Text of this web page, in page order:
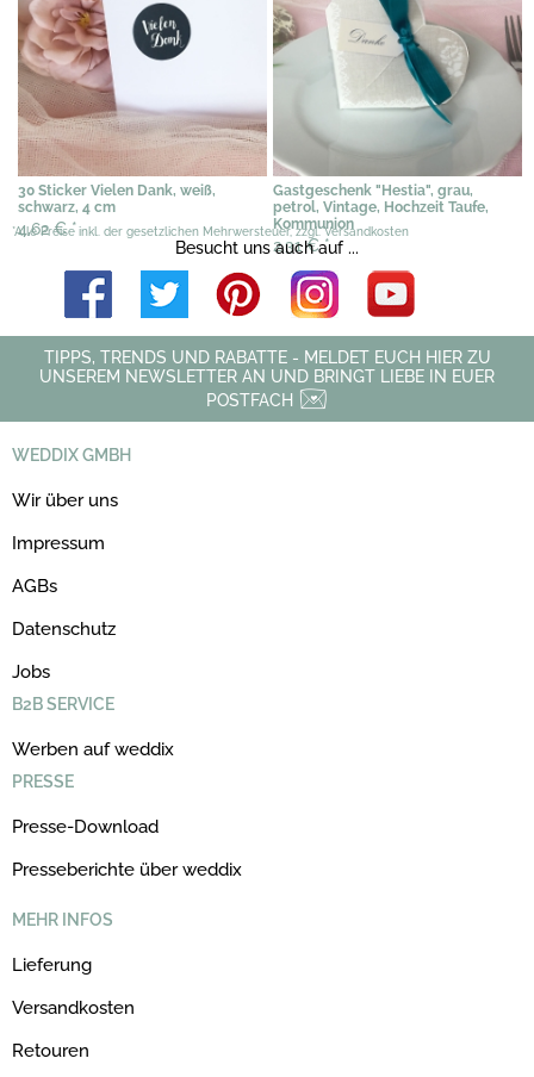
30 Sticker Vielen Dank, weiß,
schwarz, 4 cm
4,62 €*
Gastgeschenk "Hestia", grau,
petrol, Vintage, Hochzeit Taufe,
Kommunion
2,31 €*
*Alle Preise inkl. der gesetzlichen Mehrwersteuer, zzgl. Versandkosten
Besucht uns auch auf ...
TIPPS, TRENDS UND RABATTE - MELDET EUCH HIER ZU
UNSEREM NEWSLETTER AN UND BRINGT LIEBE IN EUER
POSTFACH
WEDDIX GMBH
Wir über uns
Impressum
AGBs
Datenschutz
Jobs
B2B SERVICE
Werben auf weddix
PRESSE
Presse-Download
Presseberichte über weddix
MEHR INFOS
Lieferung
Versandkosten
Retouren